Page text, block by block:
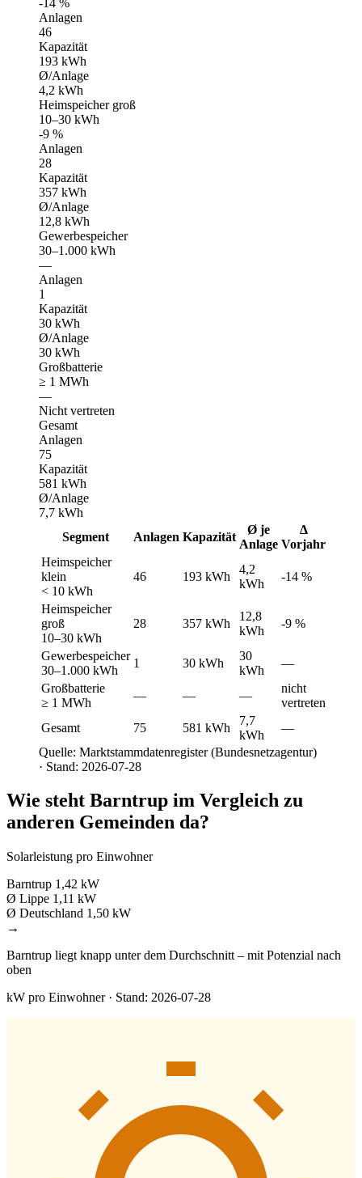
Anlagen
46
Kapazität
193 kWh
Ø/Anlage
4,2 kWh
Heimspeicher groß
10–30 kWh
-9 %
Anlagen
28
Kapazität
357 kWh
Ø/Anlage
12,8 kWh
Gewerbespeicher
30–1.000 kWh
—
Anlagen
1
Kapazität
30 kWh
Ø/Anlage
30 kWh
Großbatterie
≥ 1 MWh
—
Nicht vertreten
Gesamt
Anlagen
75
Kapazität
581 kWh
Ø/Anlage
7,7 kWh
Segment
Anlagen Kapazität
Ø je
Anlage
Δ
Vorjahr
Heimspeicher
klein
< 10 kWh
46 193 kWh
4,2
kWh
-14 %
Heimspeicher
groß
10–30 kWh
28 357 kWh
12,8
kWh
-9 %
Gewerbespeicher
30–1.000 kWh
1 30 kWh
30
kWh
—
Großbatterie
≥ 1 MWh
— — —
nicht
vertreten
Gesamt
75 581 kWh
7,7
kWh
—
Quelle: Marktstammdatenregister (Bundesnetzagentur)
· Stand: 2026-07-28
Wie steht Barntrup im Vergleich zu
anderen Gemeinden da?
Solarleistung pro Einwohner
Barntrup 1,42 kW
Ø Lippe 1,11 kW
Ø Deutschland 1,50 kW
→
Barntrup liegt knapp unter dem Durchschnitt – mit Potenzial nach
oben
kW pro Einwohner · Stand: 2026-07-28